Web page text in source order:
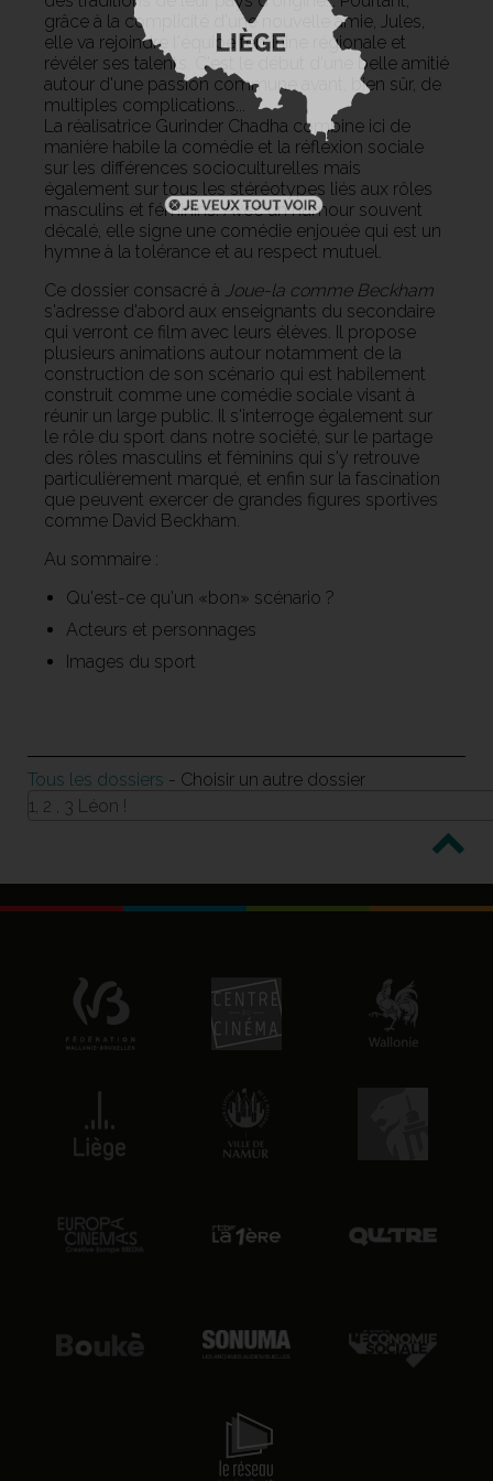
grâce à la complicité d'une nouvelle amie, Jules,
elle va rejoindre l'équipe féminine régionale et
révéler ses talents. C'est le début d'une belle amitié
autour d'une passion commune avant, bien sûr, de
multiples complications...
La réalisatrice Gurinder Chadha combine ici de
manière habile la comédie et la réflexion sociale
sur les différences socioculturelles mais
également sur tous les stéréotypes liés aux rôles
masculins et féminins. Avec un humour souvent
décalé, elle signe une comédie enjouée qui est un
hymne à la tolérance et au respect mutuel.
Ce dossier consacré à Joue-la comme Beckham
s'adresse d'abord aux enseignants du secondaire
qui verront ce film avec leurs élèves. Il propose
plusieurs animations autour notamment de la
construction de son scénario qui est habilement
construit comme une comédie sociale visant à
réunir un large public. Il s'interroge également sur
le rôle du sport dans notre société, sur le partage
des rôles masculins et féminins qui s'y retrouve
particulièrement marqué, et enfin sur la fascination
que peuvent exercer de grandes figures sportives
comme David Beckham.
Au sommaire :
Qu'est-ce qu'un «bon» scénario ?
Acteurs et personnages
Images du sport
Tous les dossiers - Choisir un autre dossier
1, 2 , 3 Léon !